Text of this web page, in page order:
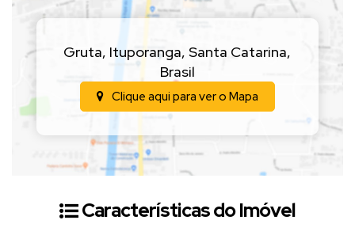
Gruta, Ituporanga,Santa Catarina,
Brasil
Clique aqui para ver o Mapa
Características do Imóvel